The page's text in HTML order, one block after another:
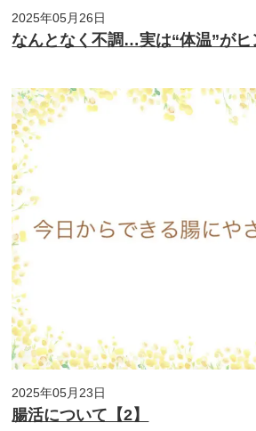
2025年05月26日
なんとなく不調…実は“体温”がヒ
2025年05月23日
腸活について【2】